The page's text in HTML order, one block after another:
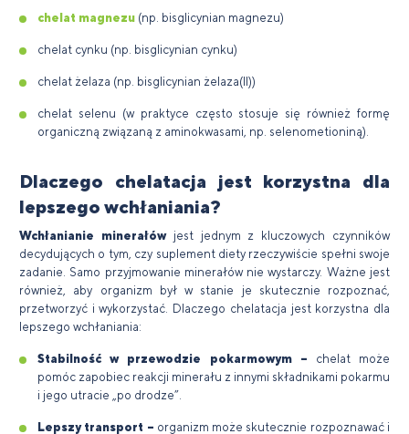
chelat magnezu (np. bisglicynian magnezu)
chelat cynku (np. bisglicynian cynku)
chelat żelaza (np. bisglicynian żelaza(II))
chelat selenu (w praktyce często stosuje się również formę
organiczną związaną z aminokwasami, np. selenometioniną).
Dlaczego chelatacja jest korzystna dla
lepszego wchłaniania?
Wchłanianie minerałówjest jednym z kluczowych czynników
decydujących o tym, czy suplement diety rzeczywiście spełni swoje
zadanie. Samo przyjmowanie minerałów nie wystarczy. Ważne jest
również, aby organizm był w stanie je skutecznie rozpoznać,
przetworzyć i wykorzystać. Dlaczego chelatacja jest korzystna dla
lepszego wchłaniania:
Stabilność w przewodzie pokarmowym – chelat może
pomóc zapobiec reakcji minerału z innymi składnikami pokarmu
i jego utracie „po drodze”.
Lepszy transport – organizm może skutecznie rozpoznawać i